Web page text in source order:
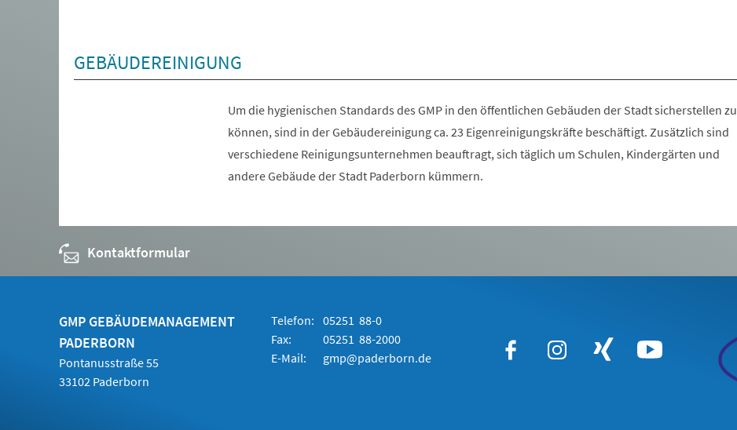
GEBÄUDEREINIGUNG
Um die hygienischen Standards des GMP in den öffentlichen Gebäuden der Stadt sicherstellen zu
können, sind in der Gebäudereinigung ca. 23 Eigenreinigungskräfte beschäftigt. Zusätzlich sind
verschiedene Reinigungsunternehmen beauftragt, sich täglich um Schulen, Kindergärten und
andere Gebäude der Stadt Paderborn kümmern.
Kontaktformular
GMP GEBÄUDEMANAGEMENT
PADERBORN
Pontanusstraße 55
33102 Paderborn
Telefon: 05251 88-0
Fax:
05251 88-2000
E-Mail:
gmp@paderborn.de